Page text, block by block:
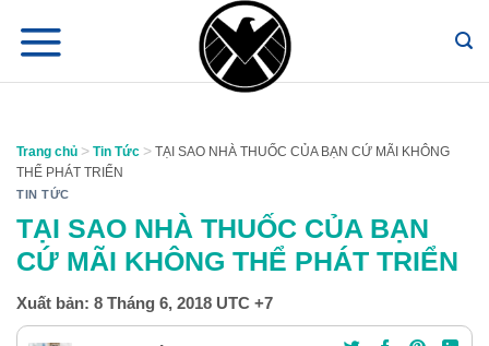
đến
Trang chủ > Tin Tức > TẠI SAO NHÀ THUỐC CỦA BẠN CỨ MÃI KHÔNG
THỂ PHÁT TRIỂN
TIN TỨC
TẠI SAO NHÀ THUỐC CỦA BẠN
CỨ MÃI KHÔNG THỂ PHÁT TRIỂN
Xuất bản: 8 Tháng 6, 2018 UTC +7